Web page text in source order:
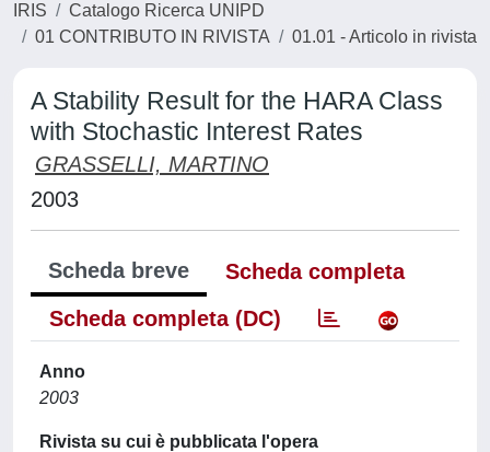
IRIS
Catalogo Ricerca UNIPD
01 CONTRIBUTO IN RIVISTA
01.01 - Articolo in rivista
A Stability Result for the HARA Class
with Stochastic Interest Rates
GRASSELLI, MARTINO
2003
Scheda breve
Scheda completa
Scheda completa (DC)
Anno
2003
Rivista su cui è pubblicata l'opera